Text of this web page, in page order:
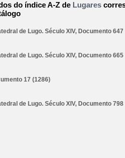
do índice A-Z de Lugares
de Lugo. Século XIV, Documento 647
de Lugo. Século XIV, Documento 665
17 (1286)
de Lugo. Século XIV, Documento 798